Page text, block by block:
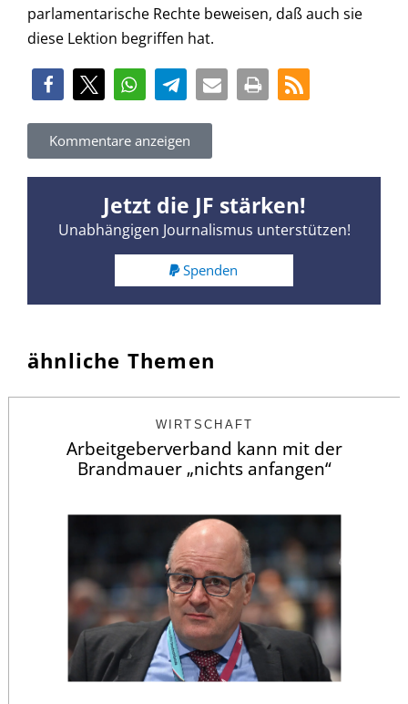
parlamentarische Rechte beweisen, daß auch sie
diese Lektion begriffen hat.
Kommentare anzeigen
Jetzt die JF stärken!
Unabhängigen Journalismus unterstützen!
Spenden
ähnliche Themen
WIRTSCHAFT
Arbeitgeberverband kann mit der
Brandmauer „nichts anfangen“